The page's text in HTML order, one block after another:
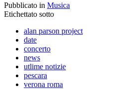
Pubblicato in Musica
Etichettato sotto
alan parson project
date
concerto
news
utlime notizie
pescara
verona roma